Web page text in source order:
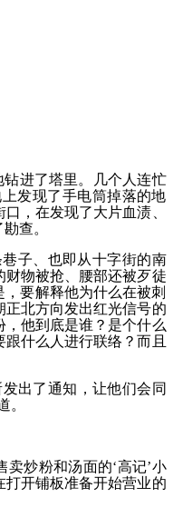
进了塔里。几个人连忙
发现了手电筒掉落的地
，在发现了大片血渍、
查。
子、也即从十字街的南
物被抢、腰部还被歹徒
要解释他为什么在被刺
北方向发出红光信号的
他到底是谁？是个什么
什么人进行联络？而且
出了通知，让他们会同
。
炒粉和汤面的‘高记’小
开铺板准备开始营业的